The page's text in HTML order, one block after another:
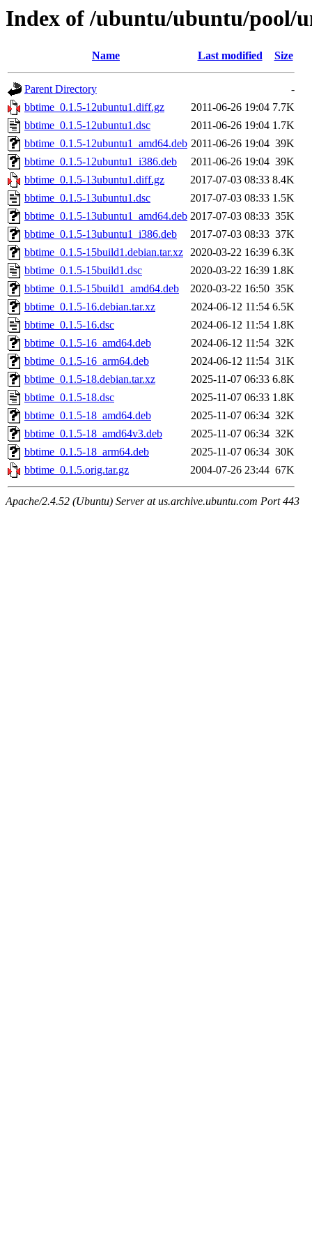
Index of /ubuntu/ubuntu/pool/
Name Last modified Size
Parent Directory
-
bbtime_0.1.5-12ubuntu1.diff.gz
2011-06-26 19:04 7.7K
bbtime_0.1.5-12ubuntu1.dsc
2011-06-26 19:04 1.7K
bbtime_0.1.5-12ubuntu1_amd64.deb 2011-06-26 19:04 39K
bbtime_0.1.5-12ubuntu1_i386.deb
2011-06-26 19:04 39K
bbtime_0.1.5-13ubuntu1.diff.gz
2017-07-03 08:33 8.4K
bbtime_0.1.5-13ubuntu1.dsc
2017-07-03 08:33 1.5K
bbtime_0.1.5-13ubuntu1_amd64.deb 2017-07-03 08:33 35K
bbtime_0.1.5-13ubuntu1_i386.deb
2017-07-03 08:33 37K
bbtime_0.1.5-15build1.debian.tar.xz 2020-03-22 16:39 6.3K
bbtime_0.1.5-15build1.dsc
2020-03-22 16:39 1.8K
bbtime_0.1.5-15build1_amd64.deb
2020-03-22 16:50 35K
bbtime_0.1.5-16.debian.tar.xz
2024-06-12 11:54 6.5K
bbtime_0.1.5-16.dsc
2024-06-12 11:54 1.8K
bbtime_0.1.5-16_amd64.deb
2024-06-12 11:54 32K
bbtime_0.1.5-16_arm64.deb
2024-06-12 11:54 31K
bbtime_0.1.5-18.debian.tar.xz
2025-11-07 06:33 6.8K
bbtime_0.1.5-18.dsc
2025-11-07 06:33 1.8K
bbtime_0.1.5-18_amd64.deb
2025-11-07 06:34 32K
bbtime_0.1.5-18_amd64v3.deb
2025-11-07 06:34 32K
bbtime_0.1.5-18_arm64.deb
2025-11-07 06:34 30K
bbtime_0.1.5.orig.tar.gz
2004-07-26 23:44 67K
Apache/2.4.52 (Ubuntu) Server at us.archive.ubuntu.com Port 443